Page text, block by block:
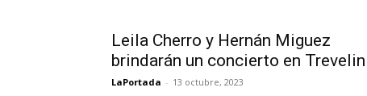
Leila Cherro y Hernán Miguez
brindarán un concierto en Trevelin
LaPortada - 13 octubre, 2023